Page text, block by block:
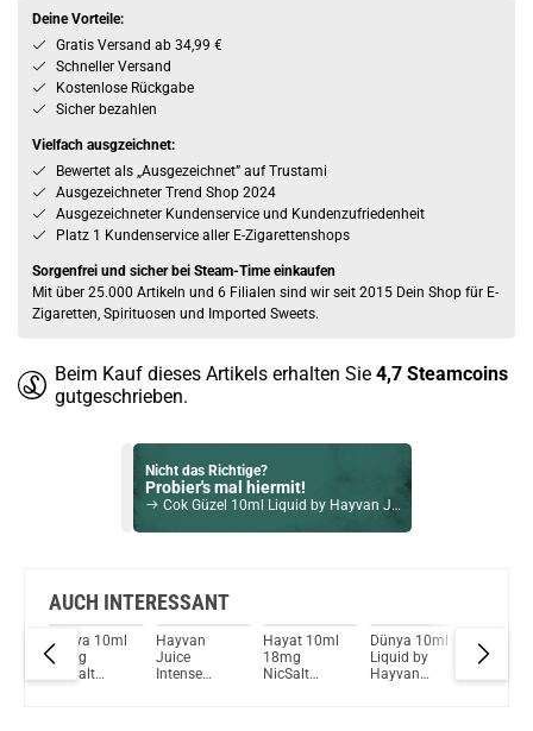
Deine Vorteile:
Gratis Versand ab 34,99 €
Schneller Versand
Kostenlose Rückgabe
Sicher bezahlen
Vielfach ausgzeichnet:
Bewertet als „Ausgezeichnet” auf Trustami
Ausgezeichneter Trend Shop 2024
Ausgezeichneter Kundenservice und Kundenzufriedenheit
Platz 1 Kundenservice aller E-Zigarettenshops
Sorgenfrei und sicher bei Steam-Time einkaufen
Mit über 25.000 Artikeln und 6 Filialen sind wir seit 2015 Dein Shop für E-
Zigaretten, Spirituosen und Imported Sweets.
Beim Kauf dieses Artikels erhalten Sie 4,7 Steamcoins
gutgeschrieben.
Nicht das Richtige?
Probier's mal hiermit!
Cok Güzel 10ml Liquid by Hayvan Juice 10ml / 9mg
RandM Tornado Pink Burst NicSalt Liquid 10ml / 20mg
Du willst Kröten sparen?
Schau mal hier!
Asvape Touch Pod System 1,5ml 500mAh Kit Silber
AUCH INTERESSANT
Dünya 10ml
18mg
NicSalt
Hayvan
Juice
Intense
Hayat 10ml
18mg
NicSalt
Dünya 10ml
Liquid by
Hayvan
Hayat
by